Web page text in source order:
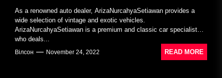
As a renowned auto dealer, ArizaNurcahyaSetiawan provides a
wide selection of vintage and exotic vehicles.
ArizaNurcahyaSetiawan is a premium and classic car specialist
who deals...
Вілсон November 24, 2022 READ MORE